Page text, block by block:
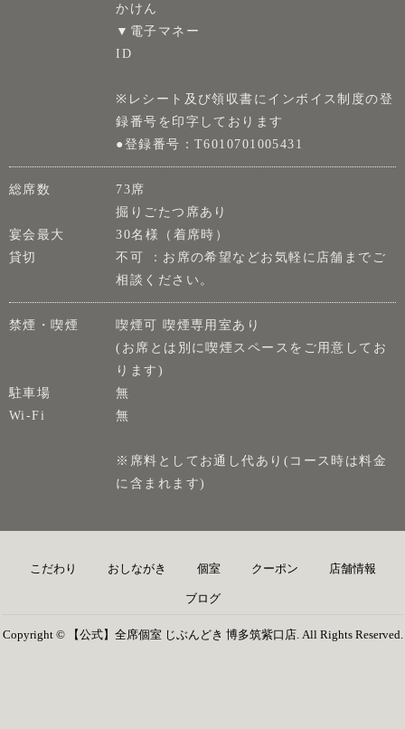
かけん
▼電子マネー
ID
※レシート及び領収書にインボイス制度の登
録番号を印字しております
●登録番号：T6010701005431
総席数
73席
掘りごたつ席あり
宴会最大
30名様（着席時）
貸切
不可 ：お席の希望などお気軽に店舗までご
相談ください。
禁煙・喫煙
喫煙可 喫煙専用室あり
(お席とは別に喫煙スペースをご用意してお
ります)
駐車場
無
Wi-Fi
無
※席料としてお通し代あり(コース時は料金
に含まれます)
こだわり おしながき 個室 クーポン 店舗情報
ブログ
Copyright © 【公式】全席個室 じぶんどき 博多筑紫口店. All Rights Reserved.